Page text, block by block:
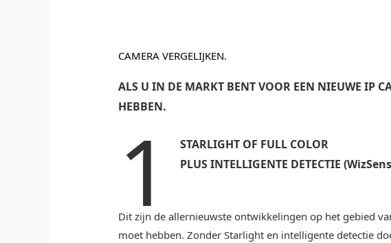
CAMERA VERGELIJKEN.
ALS U IN DE MARKT BENT VOOR EEN NIEUWE IP
HEBBEN.
1
STARLIGHT OF FULL COLOR
PLUS INTELLIGENTE DETECTIE
Dit zijn de allernieuwste ontwikkelingen op het gebied
moet hebben. Zonder Starlight en intelligente detectie